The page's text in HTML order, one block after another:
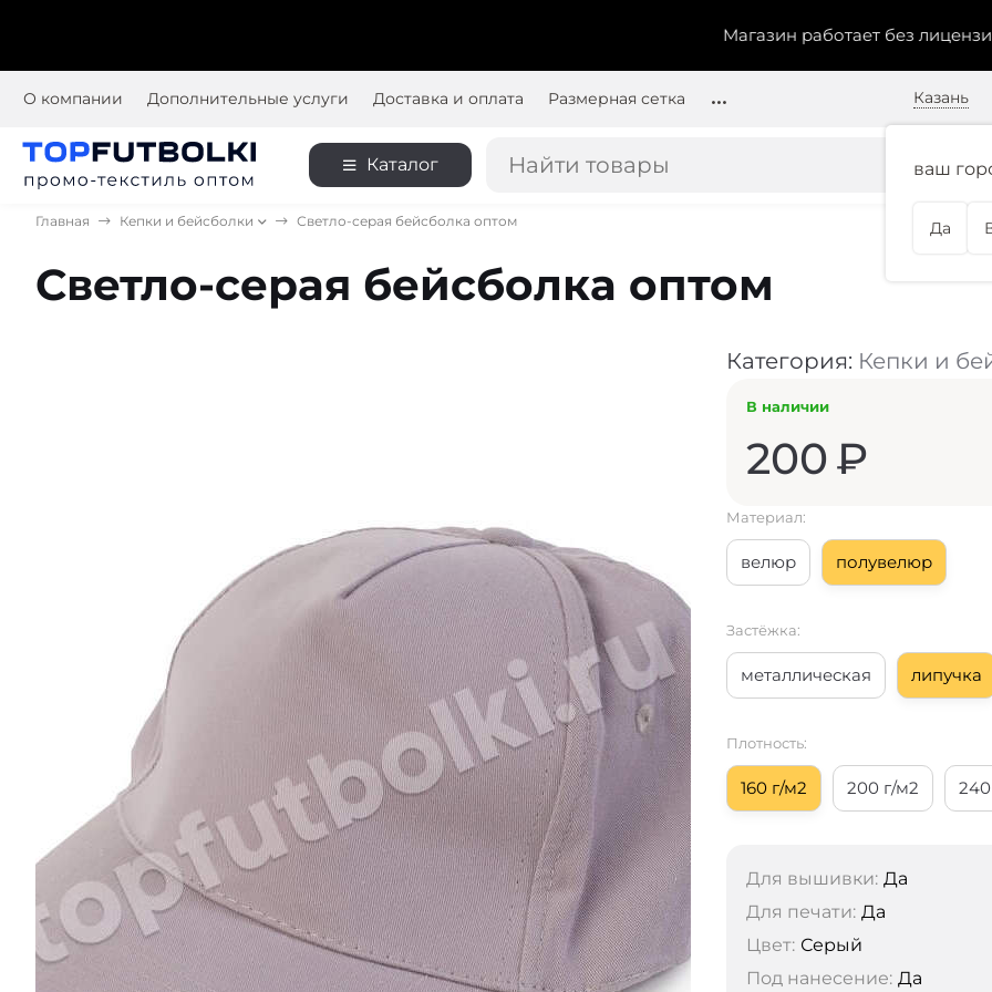
Магазин работает без лицензии.
О компании Дополнительные услуги Доставка и оплата Размерная сетка Казань
ваш
Да
Каталог
Главная Кепки и бейсболки Светло-серая бейсболка оптом
Светло-серая бейсболка оптом
Категория: Кепки и
В наличии
200₽
Материал:
велюр полувелюр
Застёжка:
металлическая липучка
Плотность:
160 г/м2 200 г/м2
Для вышивки: Да
Для печати: Да
Цвет: Серый
Под нанесение: Да